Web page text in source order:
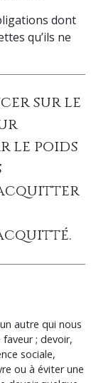
dont
qu’ils ne
sur le
le poids
autre qui nous
; devoir,
sociale,
ou à éviter une